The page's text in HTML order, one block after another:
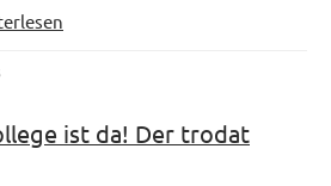
ist da! Der trodat